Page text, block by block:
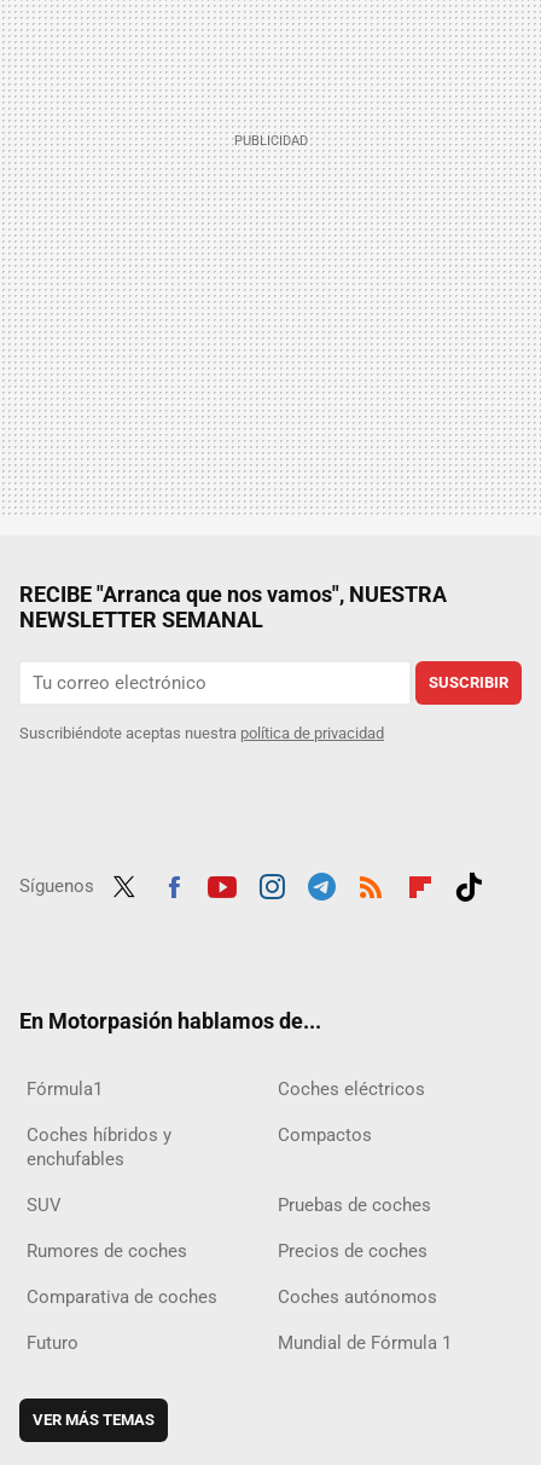
RECIBE "Arranca que nos vamos", NUESTRA
NEWSLETTER SEMANAL
SUSCRIBIR
Suscribiéndote aceptas nuestra política de privacidad
Síguenos
En Motorpasión hablamos de...
Fórmula1 Coches eléctricos
Coches híbridos y
enchufables
Compactos
SUV Pruebas de coches
Rumores de coches Precios de coches
Comparativa de coches Coches autónomos
Futuro Mundial de Fórmula 1
VER MÁS TEMAS